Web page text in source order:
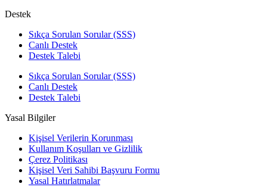
Destek
Sıkça Sorulan Sorular (SSS)
Canlı Destek
Destek Talebi
Sıkça Sorulan Sorular (SSS)
Canlı Destek
Destek Talebi
Yasal Bilgiler
Kişisel Verilerin Korunması
Kullanım Koşulları ve Gizlilik
Çerez Politikası
Kişisel Veri Sahibi Başvuru Formu
Yasal Hatırlatmalar